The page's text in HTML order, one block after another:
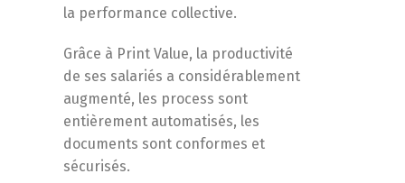
la performance collective.
Grâce à Print Value, la productivité
de ses salariés a considérablement
augmenté, les process sont
entièrement automatisés, les
documents sont conformes et
sécurisés.